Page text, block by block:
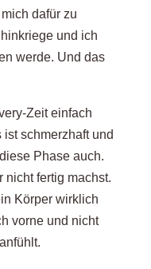
dafür zu
und ich
werde. Und das
Zeit einfach
schmerzhaft und
Phase auch.
nicht fertig machst.
Körper wirklich
vorne und nicht